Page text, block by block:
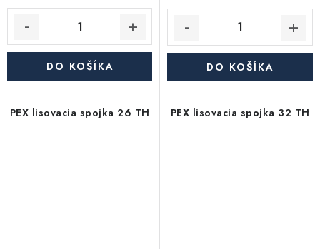
DO KOŠÍKA DO KOŠÍKA
PEX lisovacia spojka 26 TH PEX lisovacia spojka 32 TH